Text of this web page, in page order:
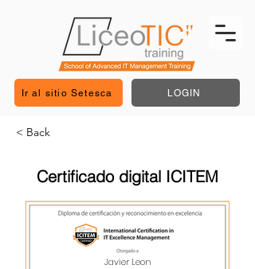
Ir al sitio Setesca LOGIN
< Back
Certificado digital ICITEM
Javier Leon